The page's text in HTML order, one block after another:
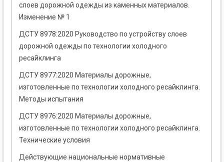
слоев дорожной одежды из каменных материалов.
Изменение № 1
ДСТУ 8978:2020 Руководство по устройству слоев
дорожной одежды по технологии холодного
ресайклинга
ДСТУ 8977:2020 Материалы дорожные,
изготовленные по технологии холодного ресайклинга.
Методы испытания
ДСТУ 8976:2020 Материалы дорожные,
изготовленные по технологии холодного ресайклинга.
Технические условия
Действующие национальные нормативные